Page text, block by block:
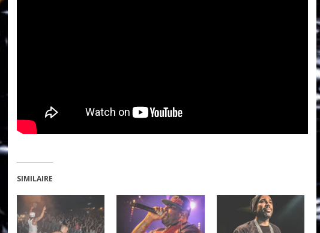
SIMILAIRE